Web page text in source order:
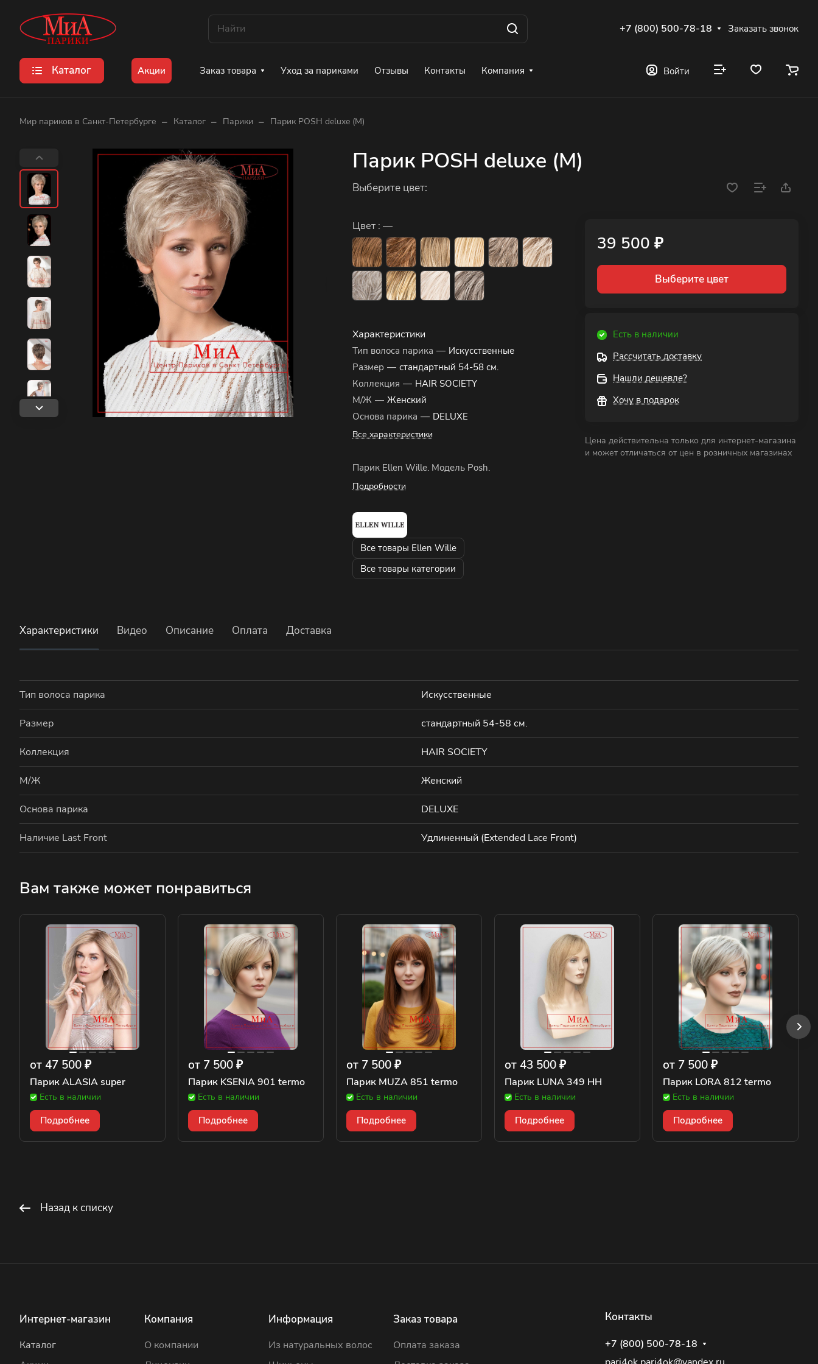
+7 (800) 500-78-18 Заказать звонок
Каталог Акции Заказ товара Уход за париками Отзывы Контакты Компания Войти
Мир париков в Санкт-Петербурге – Каталог – Парики – Парик POSH deluxe (M)
Парик POSH deluxe (M)
Выберите цвет:
Цвет : —
Характеристики
Тип волоса парика — Искусственные
Размер — стандартный 54-58 см.
Коллекция — HAIR SOCIETY
М/Ж — Женский
Основа парика — DELUXE
Все характеристики
Парик Ellen Wille. Модель Posh.
Подробности
Все товары Ellen Wille
Все товары категории
39 500 ₽
Выберите цвет
Есть в наличии
Рассчитать доставку
Нашли дешевле?
Хочу в подарок
Цена действительна только для интернет-магазина
и может отличаться от цен в розничных магазинах
Характеристики Видео Описание Оплата Доставка
Тип волоса парика Искусственные
Размер стандартный 54-58 см.
Коллекция HAIR SOCIETY
М/Ж Женский
Основа парика DELUXE
Наличие Last Front Удлиненный (Extended Lace Front)
Вам также может понравиться
от 47 500 ₽
Парик ALASIA super
Есть в наличии
Подробнее
от 7 500 ₽
Парик KSENIA 901 termo
Есть в наличии
Подробнее
от 7 500 ₽
Парик MUZA 851 termo
Есть в наличии
Подробнее
от 43 500 ₽
Парик LUNA 349 HH
Есть в наличии
Подробнее
от 7 500 ₽
Парик LORA 812 termo
Есть в наличии
Подробнее
Назад к списку
Интернет-магазин
Каталог
Компания
О компании
Информация
Из натуральных волос
Заказ товара
Оплата заказа
Контакты
+7 (800) 500-78-18